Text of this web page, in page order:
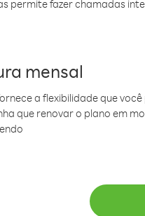
permite fazer chamadas
mensal
a flexibilidade que
que renovar o plano em